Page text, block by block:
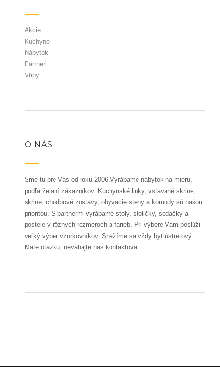
Akcie
Kuchyne
Nábytok
Partneri
Vtipy
O NÁS
Sme tu pre Vás od roku 2006.Vyrábame nábytok na mieru,
podľa želaní zákazníkov. Kuchynské linky, vstavané skrine,
skrine, chodbové zostavy, obývacie steny a komody sú našou
prioritou. S partnermi vyrábame stoly, stoličky, sedačky a
postele v rôznych rozmeroch a farieb. Pri výbere Vám poslúži
veľký výber vzorkovníkov. Snažíme sa vždy byť ústretový.
Máte otázku, neváhajte nás kontaktovať.